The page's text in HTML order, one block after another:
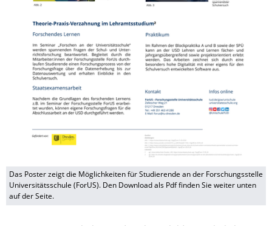
Das Poster zeigt die Möglichkeiten für Studierende an der Forschungsstelle
Universitätsschule (ForUS). Den Download als Pdf finden Sie weiter unten
auf der Seite.